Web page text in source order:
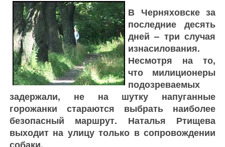
В Черняховске за
последние десять
дней – три случая
изнасилования.
Несмотря на то,
что милиционеры
подозреваемых
задержали, не на шутку напуганные
горожанки стараются выбрать наиболее
безопасный маршрут. Наталья Ртищева
выходит на улицу только в сопровождении